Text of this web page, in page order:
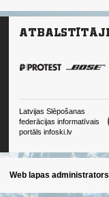
Latvijas Slēpošanas
federācijas informatīvais
portāls infoski.lv
Web lapas administrators